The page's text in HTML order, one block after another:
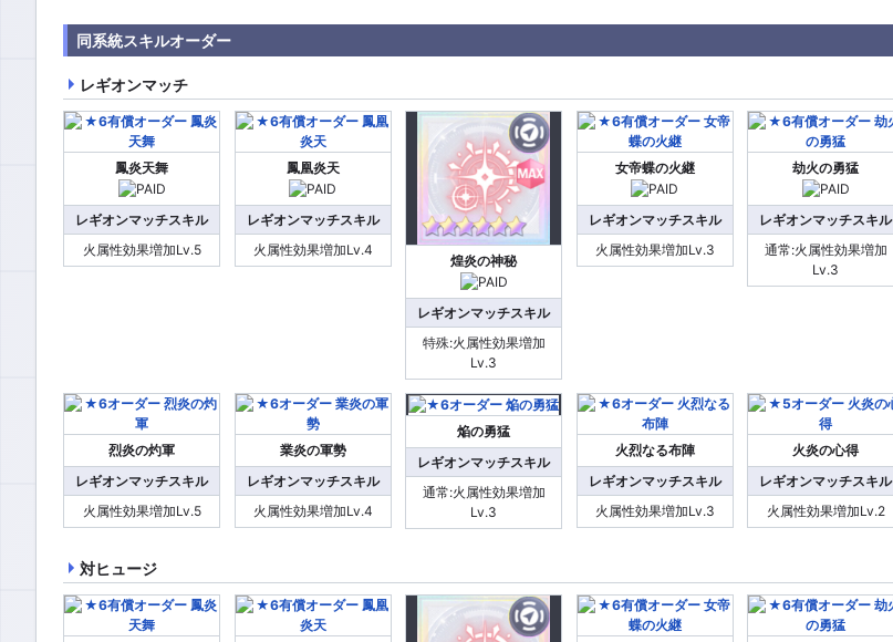
同系統スキルオーダー
レギオンマッチ
鳳炎天舞
レギオンマッチスキル
火属性効果増加Lv.5
鳳凰炎天
レギオンマッチスキル
火属性効果増加Lv.4
煌炎の神秘
レギオンマッチスキル
特殊:火属性効果増加
Lv.3
女帝蝶の火継
レギオンマッチスキル
火属性効果増加Lv.3
劫火の勇猛
レギオンマッチスキル
通常:火属性効果増加
Lv.3
烈炎の灼軍
レギオンマッチスキル
火属性効果増加Lv.5
業炎の軍勢
レギオンマッチスキル
火属性効果増加Lv.4
焔の勇猛
レギオンマッチスキル
通常:火属性効果増加
Lv.3
火烈なる布陣
レギオンマッチスキル
火属性効果増加Lv.3
火炎の心得
レギオンマッチスキル
火属性効果増加Lv.2
対ヒュージ